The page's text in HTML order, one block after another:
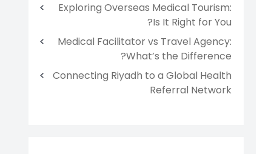
Exploring Overseas Medical Tourism:
Is It Right for You?
Medical Facilitator vs Travel Agency:
What’s the Difference?
Connecting Riyadh to a Global Health
Referral Network